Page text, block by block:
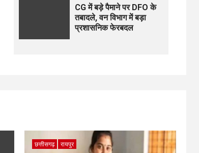
CG में बड़े पैमाने पर DFO के
तबादले, वन विभाग में बड़ा
प्रशासनिक फेरबदल
छत्तीसगढ़ रायपुर